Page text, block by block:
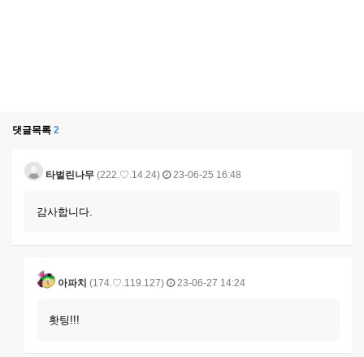
댓글목록 2
타벌린나무 (222.♡.14.24) 23-06-25 16:48
감사합니다.
아파치 (174.♡.119.127) 23-06-27 14:24
홧팅!!!